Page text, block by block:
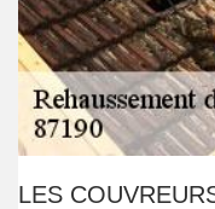
LES